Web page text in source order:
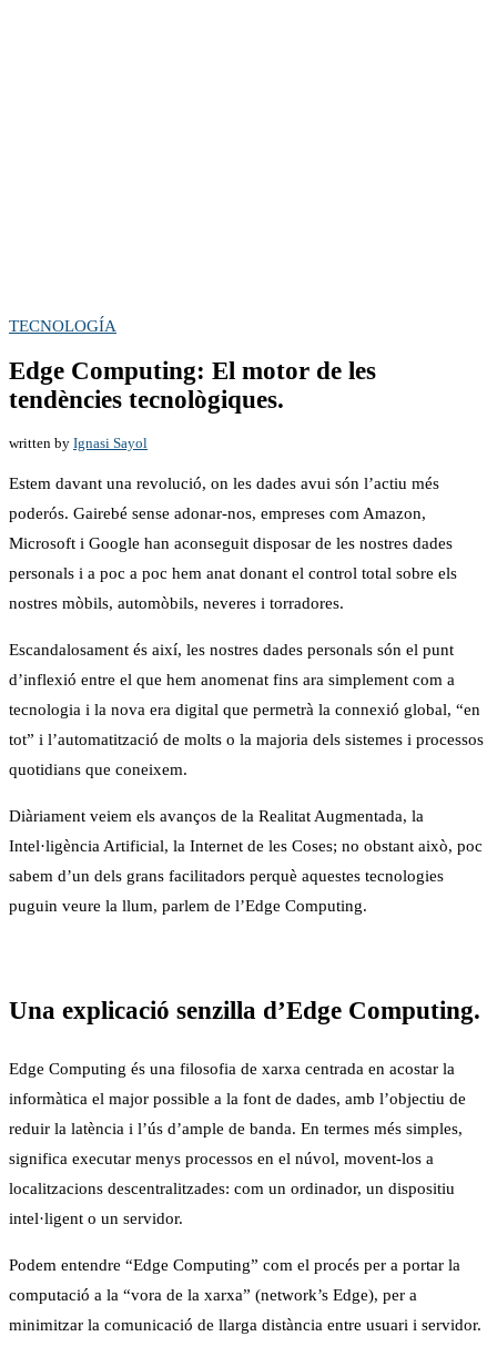
TECNOLOGÍA
Edge Computing: El motor de les
tendències tecnològiques.
written by Ignasi Sayol
Estem davant una revolució, on les dades avui són l’actiu més
poderós. Gairebé sense adonar-nos, empreses com Amazon,
Microsoft i Google han aconseguit disposar de les nostres dades
personals i a poc a poc hem anat donant el control total sobre els
nostres mòbils, automòbils, neveres i torradores.
Escandalosament és així, les nostres dades personals són el punt
d’inflexió entre el que hem anomenat fins ara simplement com a
tecnologia i la nova era digital que permetrà la connexió global, “en
tot” i l’automatització de molts o la majoria dels sistemes i processos
quotidians que coneixem.
Diàriament veiem els avanços de la Realitat Augmentada, la
Intel·ligència Artificial, la Internet de les Coses; no obstant això, poc
sabem d’un dels grans facilitadors perquè aquestes tecnologies
puguin veure la llum, parlem de l’Edge Computing.
Una explicació senzilla d’Edge Computing.
Edge Computing és una filosofia de xarxa centrada en acostar la
informàtica el major possible a la font de dades, amb l’objectiu de
reduir la latència i l’ús d’ample de banda. En termes més simples,
significa executar menys processos en el núvol, movent-los a
localitzacions descentralitzades: com un ordinador, un dispositiu
intel·ligent o un servidor.
Podem entendre “Edge Computing” com el procés per a portar la
computació a la “vora de la xarxa” (network’s Edge), per a
minimitzar la comunicació de llarga distància entre usuari i servidor.